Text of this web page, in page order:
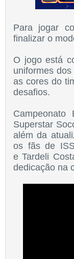
Para jogar
finalizar o
O jogo está
uniformes
as cores do
desafios.
Superstar
além da
os fãs de
e Tardeli
dedicação na